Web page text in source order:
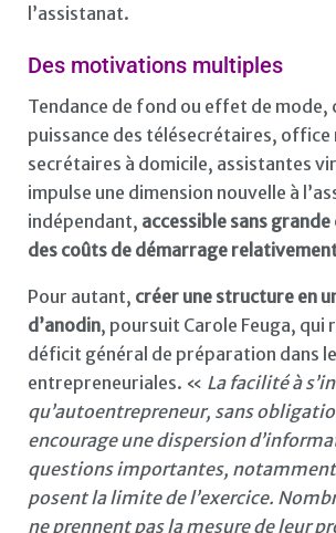
l’assistanat.
Des motivations multiples
Tendance de fond ou effet de mode,
puissance des télésecrétaires, office
secrétaires à domicile, assistantes
impulse une dimension nouvelle à
indépendant, accessible sans
des coûts de démarrage
Pour autant, créer une structure en
d’anodin, poursuit Carole Feuga, qui
déficit général de préparation dans
entrepreneuriales. « La facilité à
qu’autoentrepreneur, sans
encourage une dispersion
questions importantes,
posent la limite de l’exercice.
ne prennent pas la mesure de leur